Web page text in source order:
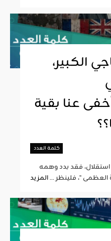
الكبير،
عنا بقية
كلمة العدد
العظمى "، فلينظر ...